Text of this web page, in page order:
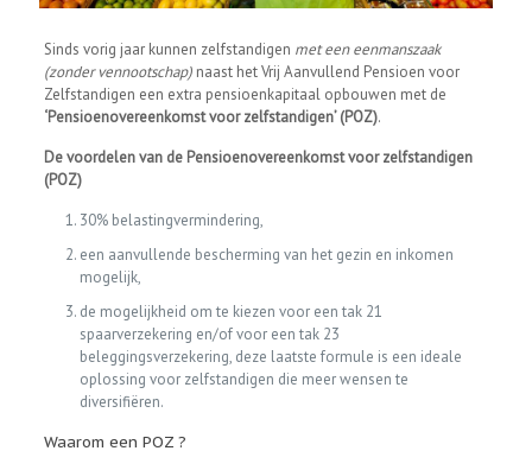
Sinds vorig jaar kunnen zelfstandigen met een eenmanszaak
(zonder vennootschap) naast het Vrij Aanvullend Pensioen voor
Zelfstandigen een extra pensioenkapitaal opbouwen met de
‘Pensioenovereenkomst voor zelfstandigen’ (POZ).
De voordelen van de Pensioenovereenkomst voor zelfstandigen
(POZ)
30% belastingvermindering,
een aanvullende bescherming van het gezin en inkomen
mogelijk,
de mogelijkheid om te kiezen voor een tak 21
spaarverzekering en/of voor een tak 23
beleggingsverzekering, deze laatste formule is een ideale
oplossing voor zelfstandigen die meer wensen te
diversifiëren.
Waarom een POZ ?